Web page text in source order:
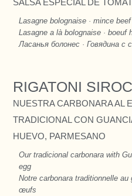
SALSA ESPECIAL DE
Lasagne bolognaise · mince
Lasagne a là bolognaise ·
Ласанья болонес · Говядина
RIGATONI
NUESTRA CARBONARA AL
TRADICIONAL CON
HUEVO, PARMESANO
Our tradicional carbonara with
egg
Notre carbonara traditionnelle
œufs